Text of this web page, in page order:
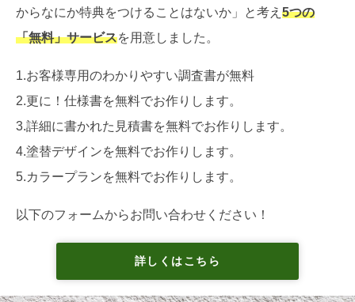
からなにか特典をつけることはないか」と考え 5つの
「無料」サービスを用意しました。
1.お客様専用のわかりやすい調査書が無料
2.更に！仕様書を無料でお作りします。
3.詳細に書かれた見積書を無料でお作りします。
4.塗替デザインを無料でお作りします。
5.カラープランを無料でお作りします。
以下のフォームからお問い合わせください！
詳しくはこちら